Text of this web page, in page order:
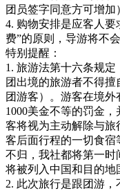
团员签字同意方可增加
4. 购物安排是应客人
费”的原则，导游将不
特别提醒：
1. 旅游法第十六条规
团出境的旅游者不得
团游客）。游客在境
1000美金不等的罚金
客将视为主动解除与
客后面行程的一切食宿
不归，我社都将第一时
将被列入中国和目的地
2. 此次旅行是跟团游